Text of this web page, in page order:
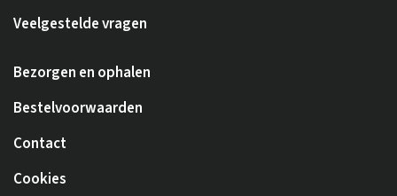
Veelgestelde vragen
Bezorgen en ophalen
Bestelvoorwaarden
Contact
Cookies